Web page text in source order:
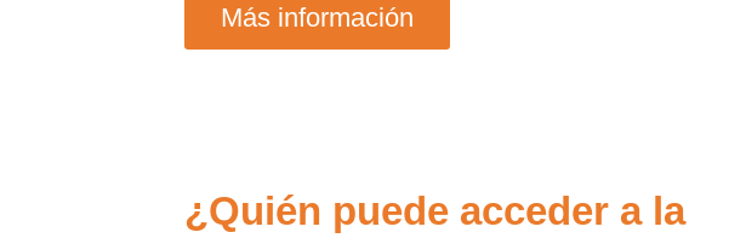
Más información
¿Quién puede acceder a la